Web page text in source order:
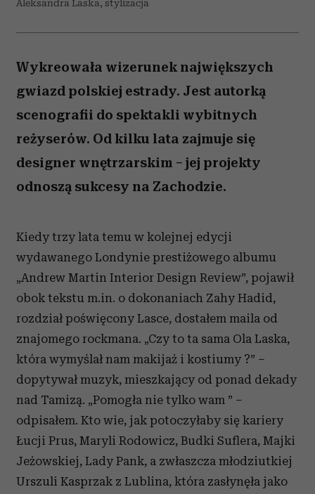
Aleksandra Laska, stylizacja
Wykreowała wizerunek największych
gwiazd polskiej estrady. Jest autorką
scenografii do spektakli wybitnych
reżyserów. Od kilku lata zajmuje się
designer wnętrzarskim – jej projekty
odnoszą sukcesy na Zachodzie.
Kiedy trzy lata temu w kolejnej edycji
wydawanego Londynie prestiżowego albumu
„Andrew Martin Interior Design Review”, pojawił
obok tekstu m.in. o dokonaniach Zahy Hadid,
rozdział poświęcony Lasce, dostałem maila od
znajomego rockmana. „Czy to ta sama Ola Laska,
która wymyślał nam makijaż i kostiumy ?” –
dopytywał muzyk, mieszkający od ponad dekady
nad Tamizą. „Pomogła nie tylko wam ” –
odpisałem. Kto wie, jak potoczyłaby się kariery
Łucji Prus, Maryli Rodowicz, Budki Suflera, Majki
Jeżowskiej, Lady Pank, a zwłaszcza młodziutkiej
Urszuli Kasprzak z Lublina, która zasłynęła jako